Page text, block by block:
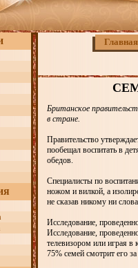
Главная
Британское
в стране.
Правительство
пообещал воспитать в
обедов.
Специалисты по
ножом и вилкой, а
не сказав никому ни
Исследование,
Исследование,
телевизором или играя в
75% семей смотрит его